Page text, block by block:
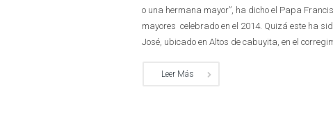
o una hermana mayor”, ha dicho el Papa
mayores celebrado en el 2014. Quizá este ha
José, ubicado en Altos de cabuyita, en el
Leer Más